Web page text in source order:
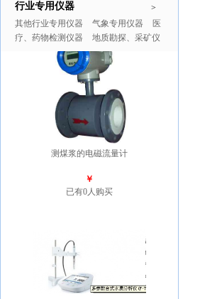
>
行业专用仪器
其他行业专用仪器 气象专用仪器
医
疗、药物检测仪器
地质勘探、采矿仪
推广商品 更多>>
测煤浆的电磁流量计
￥
已有0人购买